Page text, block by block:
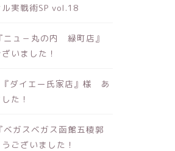
がとうございま
2026年4月30日
実戦術SP vol.18
ュ－丸の内 緑町店』
いました！
ダイエー氏家店』様 あ
た！
ガスベガス函館五稜郭
ございました！